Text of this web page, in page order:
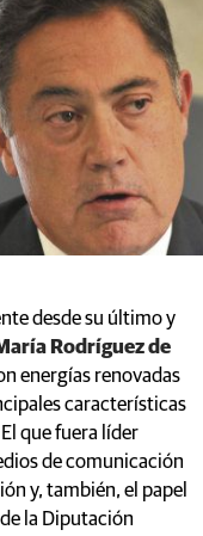
desde su último y
Rodríguez de
energías renovadas
características
que fuera líder
de comunicación
y, también, el papel
la Diputación